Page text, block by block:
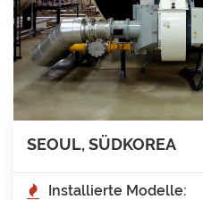
SEOUL, SÜDKOREA
Installierte Modelle: